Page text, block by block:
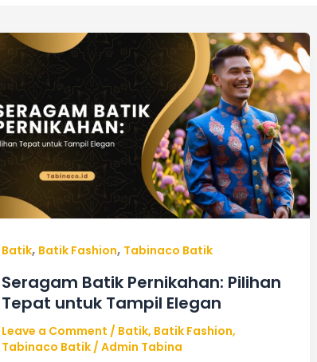
Batik, Batik Fashion, Tabinaco Batik
Seragam Batik Pernikahan: Pilihan
Tepat untuk Tampil Elegan
Leave a Comment / Batik, Batik Fashion,
Tabinaco Batik /Admin Tabina
Seragam
Pernikahan:
Pilihan
Tepat
untuk
Tampil
Elegan